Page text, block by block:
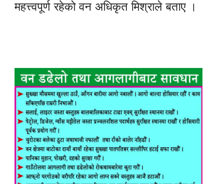
महत्त्वपूर्ण रहेको वन अधिकृत मिश्राले बताए ।